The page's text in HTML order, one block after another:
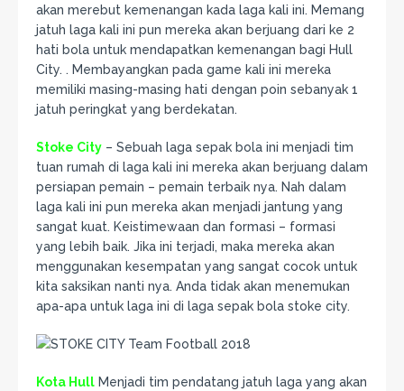
akan merebut kemenangan kada laga kali ini. Memang
jatuh laga kali ini pun mereka akan berjuang dari ke 2
hati bola untuk mendapatkan kemenangan bagi Hull
City. . Membayangkan pada game kali ini mereka
memiliki masing-masing hati dengan poin sebanyak 1
jatuh peringkat yang berdekatan.
Stoke City – Sebuah laga sepak bola ini menjadi tim
tuan rumah di laga kali ini mereka akan berjuang dalam
persiapan pemain – pemain terbaik nya. Nah dalam
laga kali ini pun mereka akan menjadi jantung yang
sangat kuat. Keistimewaan dan formasi – formasi
yang lebih baik. Jika ini terjadi, maka mereka akan
menggunakan kesempatan yang sangat cocok untuk
kita saksikan nanti nya. Anda tidak akan menemukan
apa-apa untuk laga ini di laga sepak bola stoke city.
Kota Hull Menjadi tim pendatang jatuh laga yang akan